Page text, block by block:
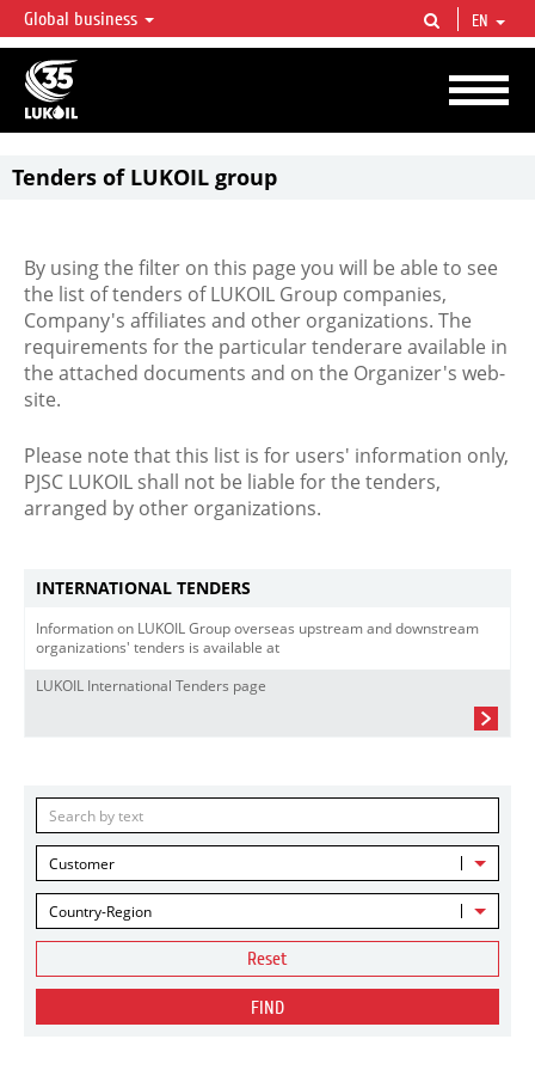
LUKOIL OVERVIEW
LUKOIL is one of the largest oil & gas vertical integrated companies in the world
accounting for over 2% of crude production and circa 1% of proved hydrocarbon
reserves globally.
Global business EN
Tenders of LUKOIL group
By using the filter on this page you will be able to see
the list of tenders of LUKOIL Group companies,
Company's affiliates and other organizations. The
requirements for the particular tenderare available in
the attached documents and on the Organizer's web-
site.
Please note that this list is for users' information only,
PJSC LUKOIL shall not be liable for the tenders,
arranged by other organizations.
INTERNATIONAL TENDERS
Information on LUKOIL Group overseas upstream and downstream
organizations' tenders is available at
LUKOIL International Tenders page
Customer
Country-Region
Reset
FIND